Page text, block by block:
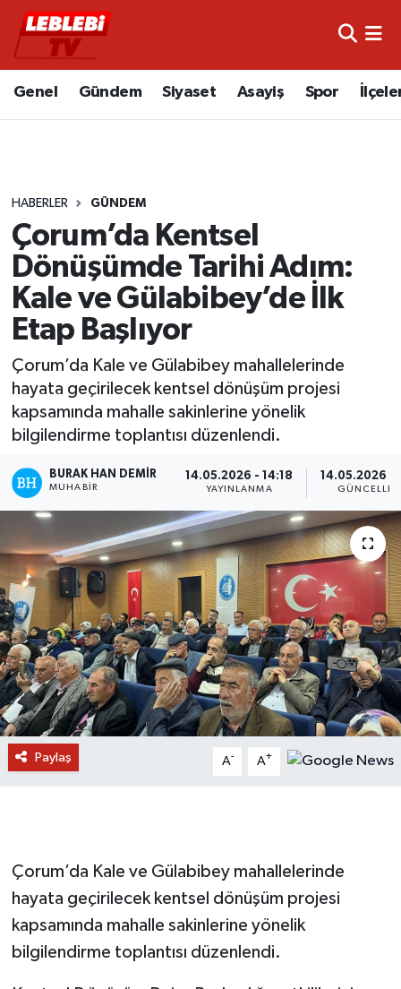
Genel Gündem Siyaset Asayiş Spor
HABERLER GÜNDEM
Çorum’da Kentsel
Dönüşümde Tarihi Adım:
Kale ve Gülabibey’de İlk
Etap Başlıyor
Çorum’da Kale ve Gülabibey mahallelerinde
hayata geçirilecek kentsel dönüşüm projesi
kapsamında mahalle sakinlerine yönelik
bilgilendirme toplantısı düzenlendi.
BURAK HAN DEMIR
MUHABIR
14.05.2026 - 14:18
YAYINLANMA
14.05.2026 -
Paylaş A- A+
Çorum’da Kale ve Gülabibey mahallelerinde
hayata geçirilecek kentsel dönüşüm projesi
kapsamında mahalle sakinlerine yönelik
bilgilendirme toplantısı düzenlendi.
Hava Durumu
Süper Lig Puan Durumu ve Fikstür
Tüm Manşetler
Son Dakika Haberleri
Haber Arşivi